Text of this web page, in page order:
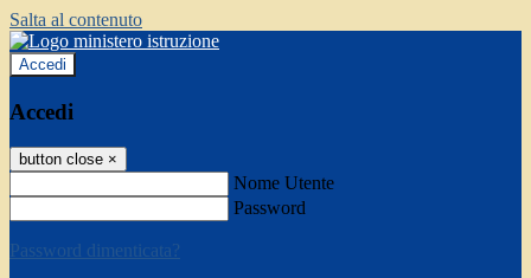
Salta al contenuto
Accedi
Accedi
button close ×
Nome Utente
Password
Password dimenticata?